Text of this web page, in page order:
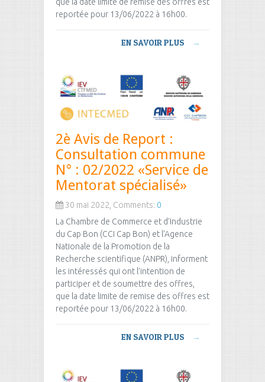
reportée pour 13/06/2022 à 16h00.
EN SAVOIR PLUS →
2è Avis de Report :
Consultation commune
N° : 02/2022 «Service de
Mentorat spécialisé»
30 mai 2022, Comments: 0
La Chambre de Commerce et d’Industrie
du Cap Bon (CCI Cap Bon) et l’Agence
Nationale de la Promotion de la
Recherche scientifique (ANPR), informent
les intéressés qui ont l’intention de
participer et de soumettre des offres,
que la date limite de remise des offres est
reportée pour 13/06/2022 à 16h00.
EN SAVOIR PLUS →